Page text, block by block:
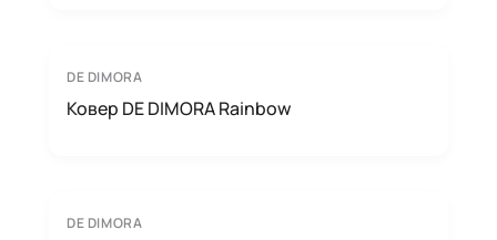
DE DIMORA
Ковер DE DIMORA Rainbow
DE DIMORA